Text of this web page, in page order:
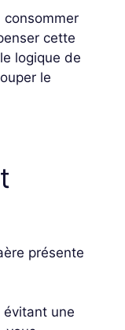
consommer
cette
logique de
le
présente
évitant une